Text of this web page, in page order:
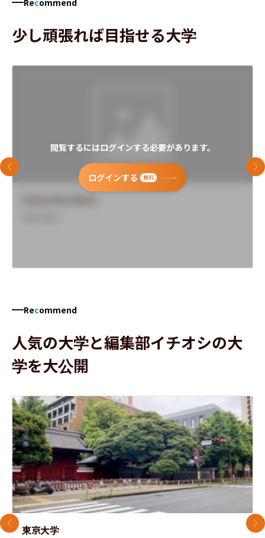
少し頑張れば目指せる大学
閲覧するにはログインする必要があります。
ログインする 無料
前のスライド 次
Recommend
人気の大学と編集部イチオシの大
学を大公開
東京大学
前のスライド 次